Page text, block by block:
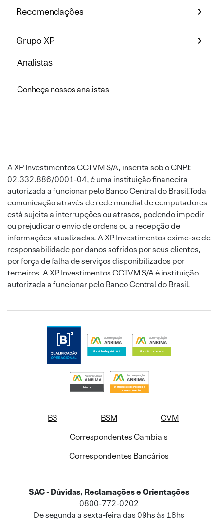
Recomendações
Grupo XP
Analistas
Conheça nossos analistas
A XP Investimentos CCTVM S/A, inscrita sob o CNPJ:
02.332.886/0001-04, é uma instituição financeira
autorizada a funcionar pelo Banco Central do Brasil.Toda
comunicação através de rede mundial de computadores
está sujeita a interrupções ou atrasos, podendo impedir
ou prejudicar o envio de ordens ou a recepção de
informações atualizadas. A XP Investimentos exime-se de
responsabilidade por danos sofridos por seus clientes,
por força de falha de serviços disponibilizados por
terceiros. A XP Investimentos CCTVM S/A é instituição
autorizada a funcionar pelo Banco Central do Brasil.
B3 BSM
CVM
Correspondentes Cambiais
Correspondentes Bancários
SAC - Dúvidas, Reclamações e Orientações
0800-772-0202
De segunda a sexta-feira das 09hs às 18hs